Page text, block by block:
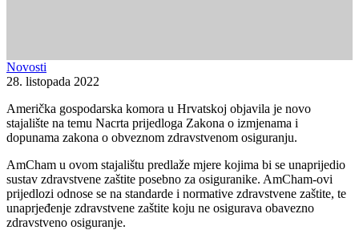
Novosti
28. listopada 2022
Američka gospodarska komora u Hrvatskoj objavila je novo
stajalište na temu Nacrta prijedloga Zakona o izmjenama i
dopunama zakona o obveznom zdravstvenom osiguranju.
AmCham u ovom stajalištu predlaže mjere kojima bi se unaprijedio
sustav zdravstvene zaštite posebno za osiguranike. AmCham-ovi
prijedlozi odnose se na standarde i normative zdravstvene zaštite, te
unaprjeđenje zdravstvene zaštite koju ne osigurava obavezno
zdravstveno osiguranje.